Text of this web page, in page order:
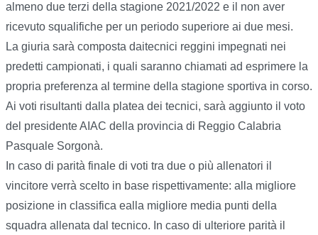
almeno due terzi della stagione 2021/2022 e il non aver
ricevuto squalifiche per un periodo superiore ai due mesi.
La giuria sarà composta daitecnici reggini impegnati nei
predetti campionati, i quali saranno chiamati ad esprimere la
propria preferenza al termine della stagione sportiva in corso.
Ai voti risultanti dalla platea dei tecnici, sarà aggiunto il voto
del presidente AIAC della provincia di Reggio Calabria
Pasquale Sorgonà.
In caso di parità finale di voti tra due o più allenatori il
vincitore verrà scelto in base rispettivamente: alla migliore
posizione in classifica ealla migliore media punti della
squadra allenata dal tecnico. In caso di ulteriore parità il